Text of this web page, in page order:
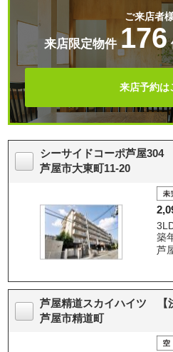
ご来店者
来店限定物件 176
来店予約は
シーサイドコーポ芦屋304
芦屋市大東町11-20
築
芦
芦屋精道スカイハイツ 【
芦屋市精道町